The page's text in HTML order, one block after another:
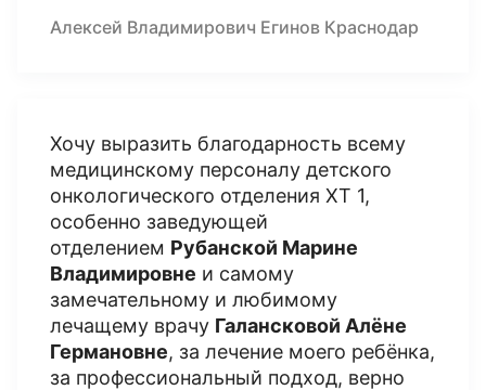
Алексей Владимирович Егинов Краснодар
Хочу выразить благодарность всему
медицинскому персоналу детского
онкологического отделения ХТ 1,
особенно заведующей
отделением Рубанской Марине
Владимировне и самому
замечательному и любимому
лечащему врачу Галансковой Алёне
Германовне, за лечение моего ребёнка,
за профессиональный подход, верно